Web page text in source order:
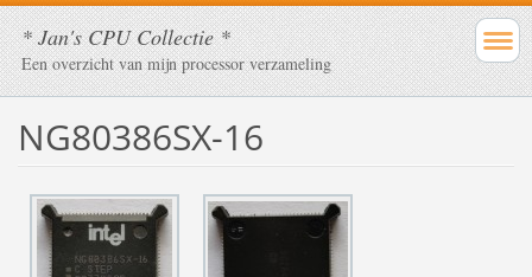
* Jan's CPU Collectie *
Een overzicht van mijn processor verzameling
NG80386SX-16